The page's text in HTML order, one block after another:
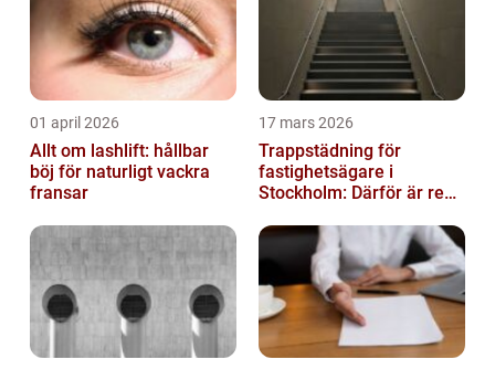
01 april 2026
Allt om lashlift: hållbar
böj för naturligt vackra
fransar
17 mars 2026
Trappstädning för
fastighetsägare i
Stockholm: Därför är rena
investering